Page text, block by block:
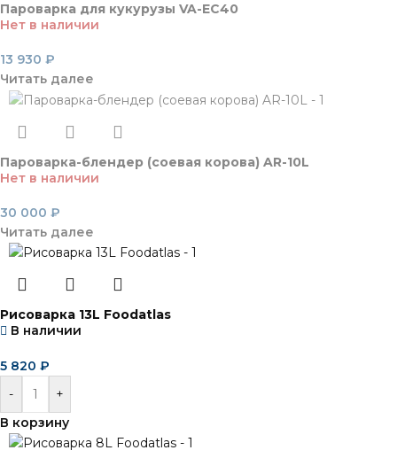
Пароварка для кукурузы VA-EC40
Нет в наличии
13 930 ₽
Читать далее
Пароварка-блендер (соевая корова) AR-10L
Нет в наличии
30 000 ₽
Читать далее
Рисоварка 13L Foodatlas
В наличии
5 820 ₽
-
+
В корзину